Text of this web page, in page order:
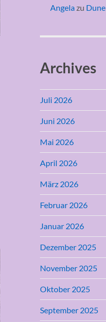
Angelazu Dune
Archives
Juli 2026
Juni 2026
Mai 2026
April 2026
März 2026
Februar 2026
Januar 2026
Dezember 2025
November 2025
Oktober 2025
September 2025